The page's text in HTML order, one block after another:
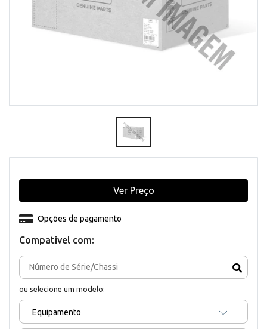
Compativel com:
ou selecione um modelo:
Equipamento
Opções de pagamento
Ver Preço